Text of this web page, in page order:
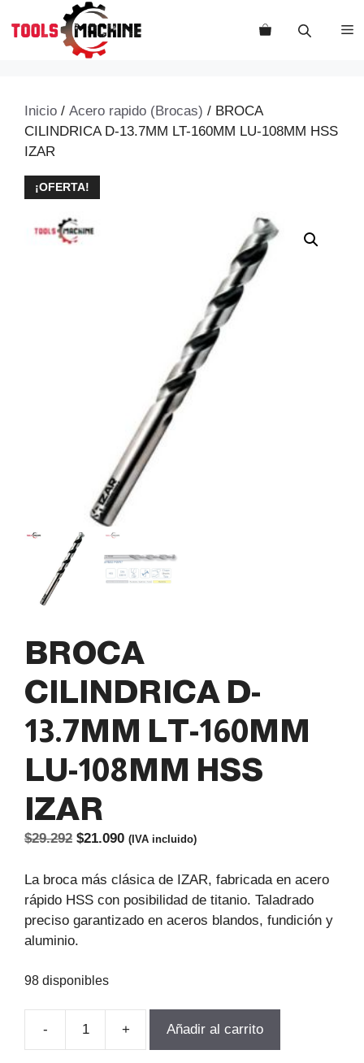
Inicio / Acero rapido (Brocas) / BROCA
CILINDRICA D-13.7MM LT-160MM LU-108MM HSS
IZAR
¡OFERTA!
BROCA
CILINDRICA D-
13.7MM LT-160MM
LU-108MM HSS
IZAR
$29.292 El
original
era:
$29.292.
$21.090El
actual
es:
$21.090.
(IVA incluido)
La broca más clásica de IZAR, fabricada en acero
rápido HSS con posibilidad de titanio. Taladrado
preciso garantizado en aceros blandos, fundición y
aluminio.
98 disponibles
-
BROCA
+ Añadir al carrito